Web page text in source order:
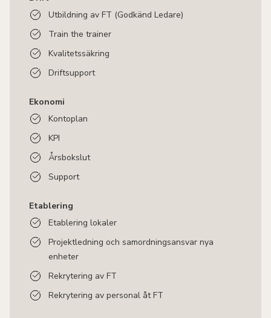
Utbildning av FT (Godkänd Ledare)
Train the trainer
Kvalitetssäkring
Driftsupport
Ekonomi
Kontoplan
KPI
Årsbokslut
Support
Etablering
Etablering lokaler
Projektledning och samordningsansvar nya
enheter
Rekrytering av FT
Rekrytering av personal åt FT